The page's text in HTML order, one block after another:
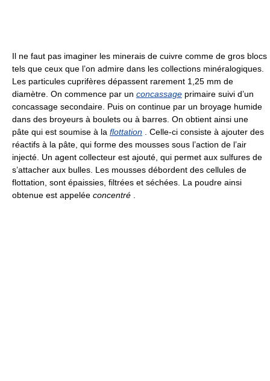
Il ne faut pas imaginer les minerais de cuivre comme de gros blocs
tels que ceux que l’on admire dans les collections minéralogiques.
Les particules cuprifères dépassent rarement 1,25 mm de
diamètre. On commence par un concassage primaire suivi d’un
concassage secondaire. Puis on continue par un broyage humide
dans des broyeurs à boulets ou à barres. On obtient ainsi une
pâte qui est soumise à la flottation . Celle-ci consiste à ajouter des
réactifs à la pâte, qui forme des mousses sous l’action de l’air
injecté. Un agent collecteur est ajouté, qui permet aux sulfures de
s’attacher aux bulles. Les mousses débordent des cellules de
flottation, sont épaissies, filtrées et séchées. La poudre ainsi
obtenue est appelée concentré